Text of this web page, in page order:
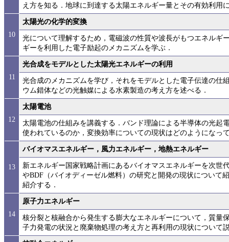
え方を知る．地球に到達する太陽エネルギー量とその有効利用
10
太陽光の化学的変換
光について理解するため，電磁波の性質や波長がもつエネルギ
ギーを利用した電子励起のメカニズムを学ぶ．
11
光合成をモデルとした太陽光エネルギーの利用
光合成のメカニズムを学び，それをモデルとした電子伝達の仕
ウム錯体などの光触媒による水素製造の考え方を述べる．
12
太陽電池
太陽電池の仕組みを講義する．バンド理論による半導体の光起
使われているのか，変換効率についての現状はどのようになっ
13
バイオマスエネルギー，風力エネルギー，地熱エネルギー
新エネルギー国家戦略計画にあるバイオマスエネルギーを次世
やBDF（バイオディーゼル燃料）の研究と開発の現状について
紹介する．
14
原子力エネルギー
核分裂と核融合から発生する膨大なエネルギーについて，質量
子力発電の状況と廃棄物処理の考え方と再利用の現状について